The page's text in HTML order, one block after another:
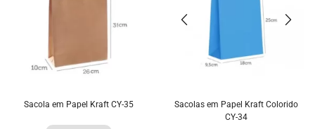
Sacola em Papel Kraft CY-35
Sacolas em Papel Kraft Colorido
CY-34